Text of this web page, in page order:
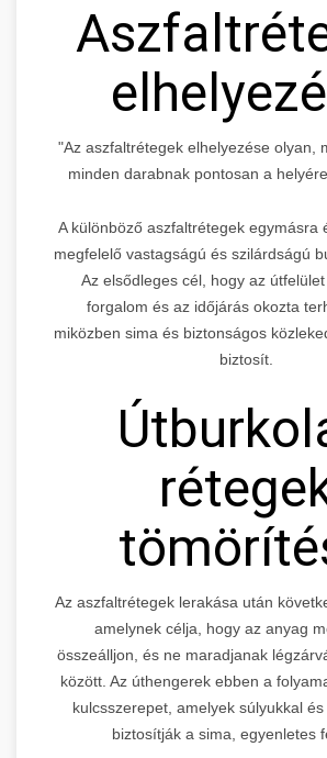
"Az aszfaltrétegek elhelyezése olyan,
minden darabnak pontosan a
A különböző aszfaltrétegek egymásra
megfelelő vastagságú és szilárdságú
Az elsődleges cél, hogy az
forgalom és az időjárás okozta
miközben sima és biztonságos
biztosít.
Az aszfaltrétegek lerakása után
amelynek célja, hogy az anyag
összeálljon, és ne maradjanak
között. Az úthengerek ebben a
kulcsszerepet, amelyek súlyukkal
biztosítják a sima, egyenletes